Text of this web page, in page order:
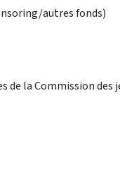
autres fonds)
la Commission des